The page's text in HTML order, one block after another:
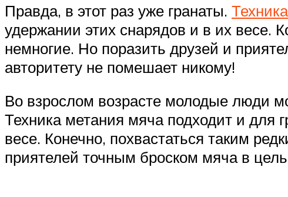
Правда, в этот раз уже гранаты.
удержании этих снарядов и в их весе.
немногие. Но поразить друзей и
авторитету не помешает никому!
Во взрослом возрасте молодые люди
Техника метания мяча подходит и для
весе. Конечно, похвастаться таким
приятелей точным броском мяча в